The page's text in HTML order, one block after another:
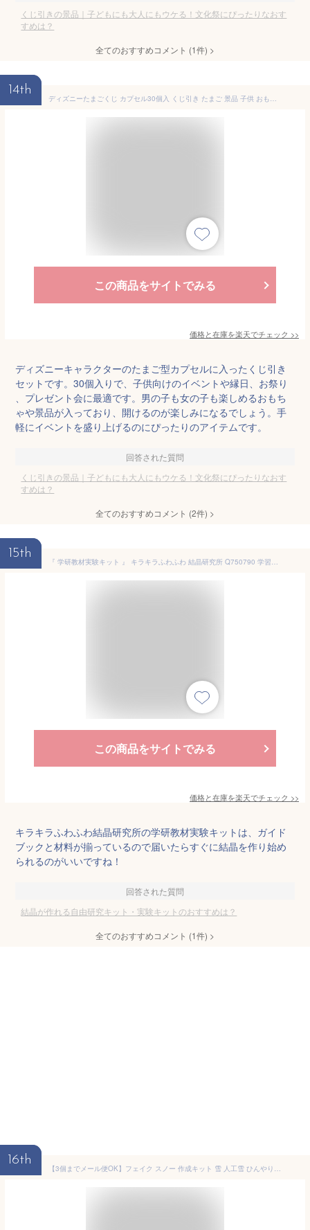
くじ引きの景品｜子どもにも大人にもウケる！文化祭にぴったりなおす
すめは？
全てのおすすめコメント (1件) >
14th
ディズニーたまごくじ カプセル30個入 くじ引き たまご 景品 子供 おもちゃ 玩具 縁日 お祭り 子ども会 男の子 女の子 ランチ景品 プレゼント会 お楽しみ会 たまご型 カプセル クジ お祭り 縁日
この商品をサイトでみる
価格と在庫を楽天でチェック >>
ディズニーキャラクターのたまご型カプセルに入ったくじ引き
セットです。30個入りで、子供向けのイベントや縁日、お祭り
、プレゼント会に最適です。男の子も女の子も楽しめるおもち
ゃや景品が入っており、開けるのが楽しみになるでしょう。手
軽にイベントを盛り上げるのにぴったりのアイテムです。
回答された質問
くじ引きの景品｜子どもにも大人にもウケる！文化祭にぴったりなおす
すめは？
全てのおすすめコメント (2件) >
15th
『 学研教材実験キット 』 キラキラふわふわ 結晶研究所 Q750790 学習教材 教材 結晶 研究 自由研究 夏休み 実験キット 工作キット
この商品をサイトでみる
価格と在庫を楽天でチェック >>
キラキラふわふわ結晶研究所の学研教材実験キットは、ガイド
ブックと材料が揃っているので届いたらすぐに結晶を作り始め
られるのがいいですね！
回答された質問
結晶が作れる自由研究キット・実験キットのおすすめは？
全てのおすすめコメント (1件) >
16th
【3個までメール便OK】フェイク スノー 作成キット 雪 人工雪 ひんやり 涼しい 簡単 お手軽 ビックリ 膨らむ 実験 小道具 撮影 雪遊び 室内 遊び インスタ センサリー プレイ Suddenly SNOW